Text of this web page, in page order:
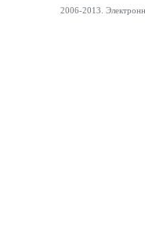
2006-2013.